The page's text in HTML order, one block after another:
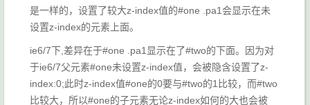
是一样的，设置了较大z-index值的#one .pa1会显示在未
设置z-index的元素上面。
ie6/7下,差异在于#one .pa1显示在了#two的下面。因为对
于ie6/7父元素#one未设置z-index值，会被隐含设置了z-
index:0;此时z-index值#one的0要与#two的1比较，而#two
比较大，所以#one的子元素无论z-index如何的大也会被